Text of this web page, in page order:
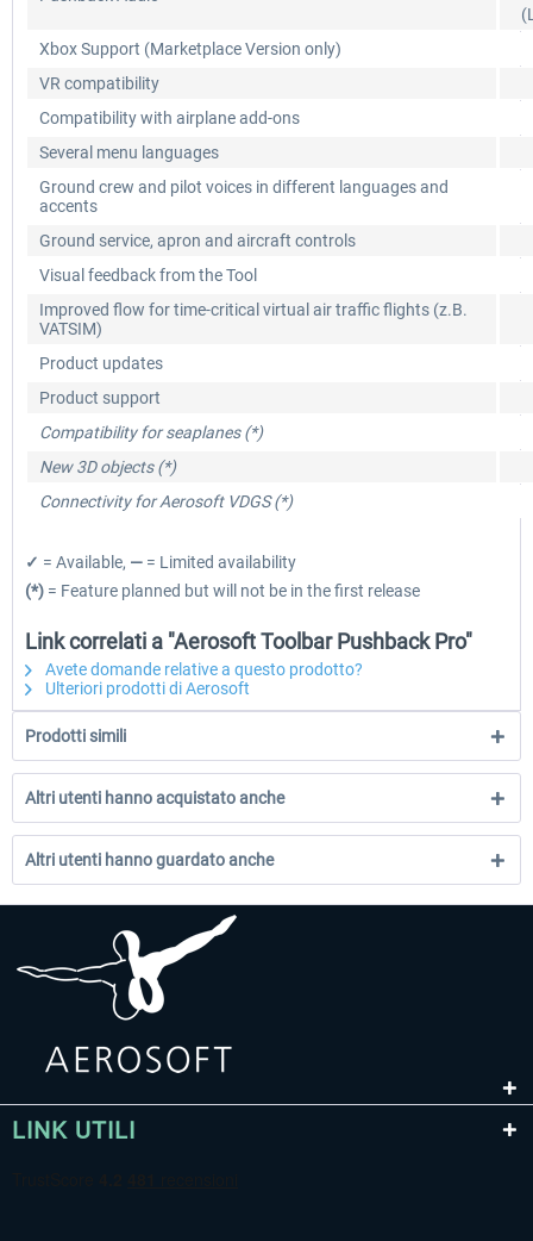
Xbox Support (Marketplace Version only)
VR compatibility
Compatibility with airplane add-ons
Several menu languages
Ground crew and pilot voices in different languages and
accents
Ground service, apron and aircraft controls
Visual feedback from the Tool
Improved flow for time-critical virtual air traffic flights (z.B.
VATSIM)
Product updates
Product support
Compatibility for seaplanes (*)
New 3D objects (*)
Connectivity for Aerosoft VDGS (*)
✓ = Available, — = Limited availability
(*) = Feature planned but will not be in the first release
Link correlati a "Aerosoft Toolbar Pushback Pro"
Avete domande relative a questo prodotto?
Ulteriori prodotti di Aerosoft
Prodotti simili
Altri utenti hanno acquistato anche
Altri utenti hanno guardato anche
LINK UTILI